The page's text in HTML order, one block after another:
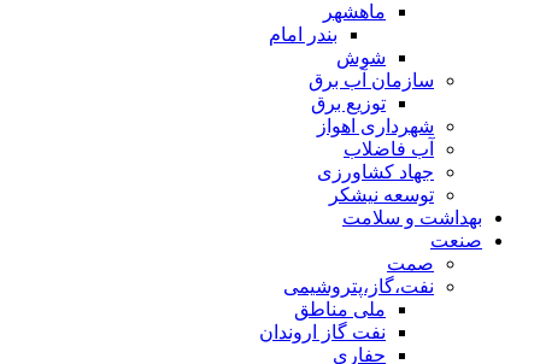
ماهشهر
بندر امام
شوش
سازمان آب برق
توزیع برق
شهرداری اهواز
آب فاضلاب
جهاد کشاورزی
توسعه نیشکر
بهداشت و سلامت
صنعت
صمت
نفت،گاز،پتروشیمی
ملی مناطق
نفت گاز اروندان
حفاری